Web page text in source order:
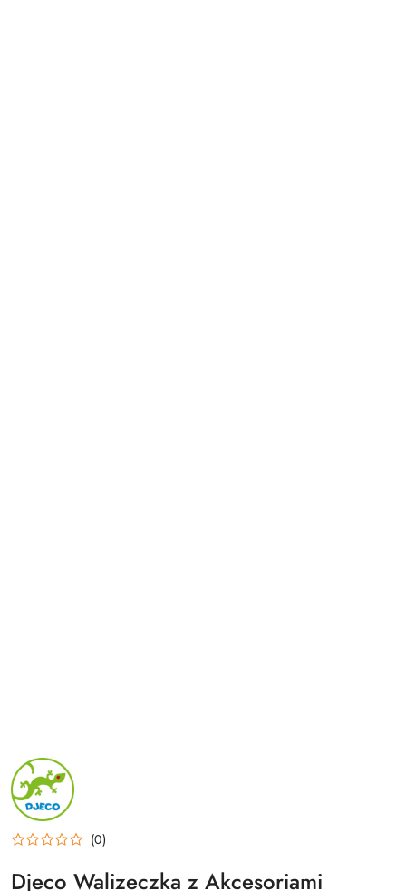
NAZWA
PRODUCENTA:
DJECO
(0)
Djeco Walizeczka z Akcesoriami